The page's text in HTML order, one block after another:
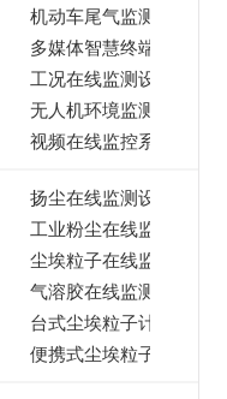
机动车尾气监测
多媒体智慧终端系统
工况在线监测设备
无人机环境监测仪
视频在线监控系统
扬尘在线监测设备
工业粉尘在线监测
尘埃粒子在线监测系统
气溶胶在线监测
台式尘埃粒子计数器
便携式尘埃粒子计数器